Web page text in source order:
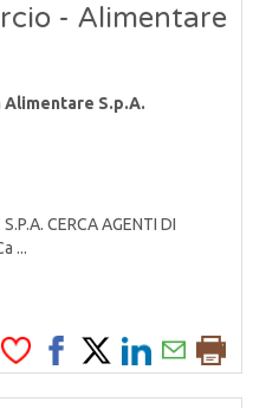
- Alimentare
Alimentare S.p.A.
CERCA AGENTI DI
...